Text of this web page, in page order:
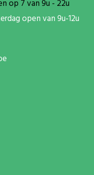
op 7 van 9u - 22u
open van 9u-12u